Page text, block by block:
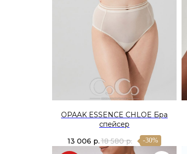
OPAAK ESSENCE CHLOE Бра
спейсер
13 006 р. 18 580 р. -30%